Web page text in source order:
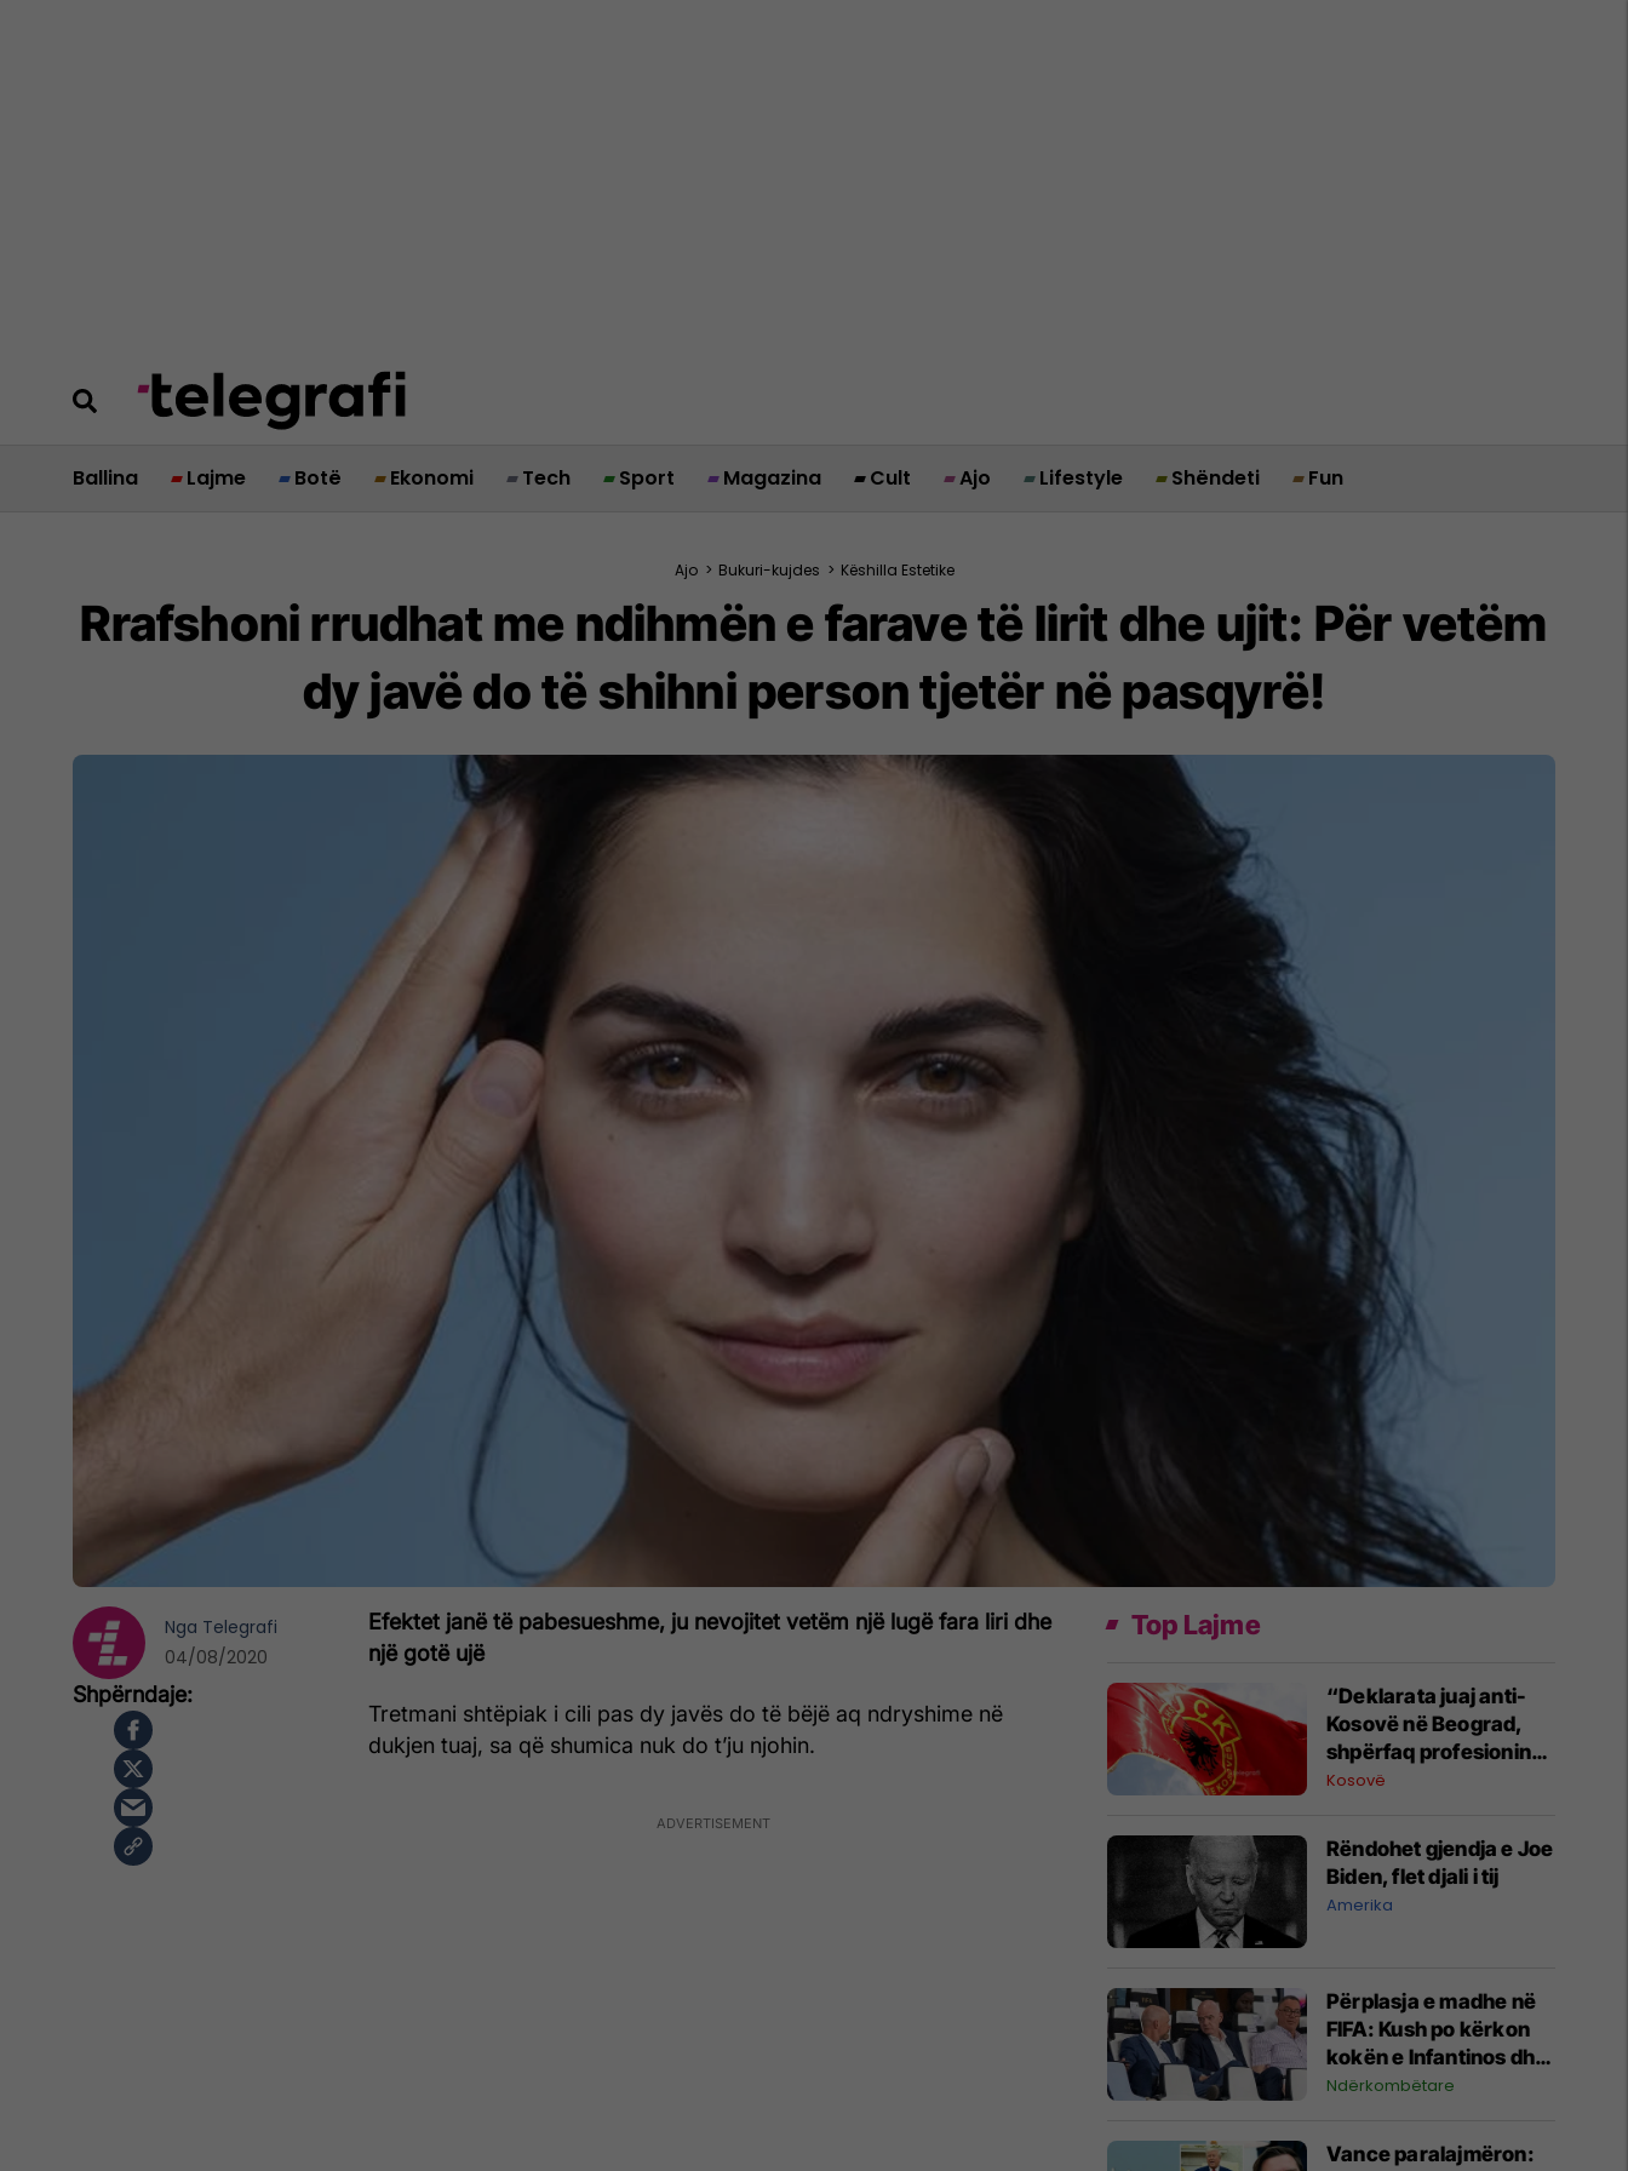
Ballina Lajme Botë Ekonomi Tech Sport Magazina Cult Ajo Lifestyle Shëndeti Fun
Ajo > Bukuri-kujdes > Këshilla Estetike
Rrafshoni rrudhat me ndihmën e farave të lirit dhe ujit: Për vetëm
dy javë do të shihni person tjetër në pasqyrë!
Efektet janë të pabesueshme, ju nevojitet vetëm një lugë fara liri dhe
një gotë ujë
Tretmani shtëpiak i cili pas dy javës do të bëjë aq ndryshime në
dukjen tuaj, sa që shumica nuk do t’ju njohin.
Nga Telegrafi
04/08/2020
Top Lajme
“Deklarata juaj anti-
Kosovë në Beograd,
shpërfaq profesionin
tënd para se të
OVL e UÇK-së i reagon
Zelenskyt
Kosovë
Rëndohet gjendja e Joe
Biden, flet djali i tij
Amerika
Përplasja e madhe në
FIFA: Kush po kërkon
kokën e Infantinos dhe
kush po e mbron?
Ndërkombëtare
Vance paralajmëron: